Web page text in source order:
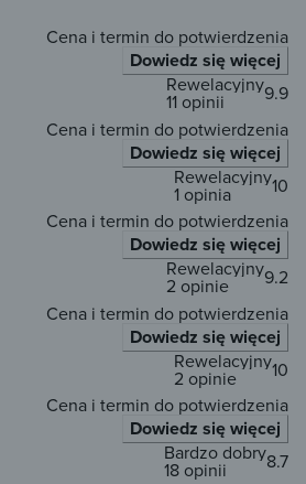
Cena i termin do potwierdzenia
Dowiedz się więcej
9.9
Rewelacyjny
11 opinii
Cena i termin do potwierdzenia
Dowiedz się więcej
10
Rewelacyjny
1 opinia
Cena i termin do potwierdzenia
Dowiedz się więcej
9.2
Rewelacyjny
2 opinie
Cena i termin do potwierdzenia
Dowiedz się więcej
10
Rewelacyjny
2 opinie
Cena i termin do potwierdzenia
Dowiedz się więcej
8.7
Bardzo dobry
18 opinii